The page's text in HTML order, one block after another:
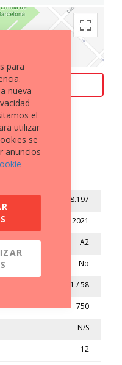
PARTE DE PAGO
18.197
2021
A2
No
43.1 / 58
750
N/S
12
para
nueva
el
utilizar
se
anuncios